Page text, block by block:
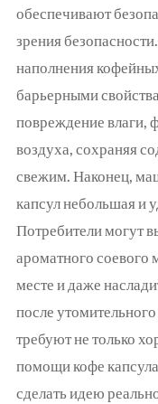
обеспечивают
зрения
наполнения
барьерными
повреждение влаги,
воздуха, сохраняя
свежим. Наконец,
капсул небольшая и
Потребители могут
ароматного
месте и даже
после
требуют не только
помощи кофе
сделать идею